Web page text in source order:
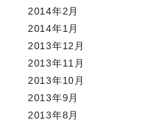
2014年2月
2014年1月
2013年12月
2013年11月
2013年10月
2013年9月
2013年8月